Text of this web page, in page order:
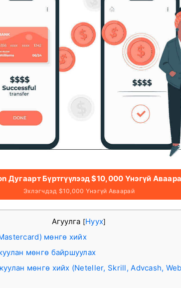
Дугаарт Бүртгүүлээд $10,000 Үнэгүй
Эхлэгчдэд $10,000 Үнэгүй Аваарай
Агуулга [Нуух]
мөнгө хийх
мөнгө байршуулах
мөнгө хийх (Neteller, Skrill, Advcash,